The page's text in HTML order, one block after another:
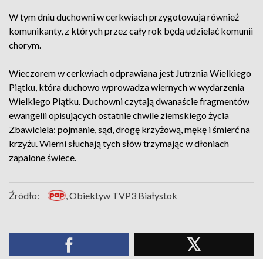
W tym dniu duchowni w cerkwiach przygotowują również
komunikanty, z których przez cały rok będą udzielać komunii
chorym.
Wieczorem w cerkwiach odprawiana jest Jutrznia Wielkiego
Piątku, która duchowo wprowadza wiernych w wydarzenia
Wielkiego Piątku. Duchowni czytają dwanaście fragmentów
ewangelii opisujących ostatnie chwile ziemskiego życia
Zbawiciela: pojmanie, sąd, drogę krzyżową, mękę i śmierć na
krzyżu. Wierni słuchają tych słów trzymając w dłoniach
zapalone świece.
Źródło: , Obiektyw TVP3 Białystok